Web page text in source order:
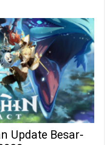
Update Besar-